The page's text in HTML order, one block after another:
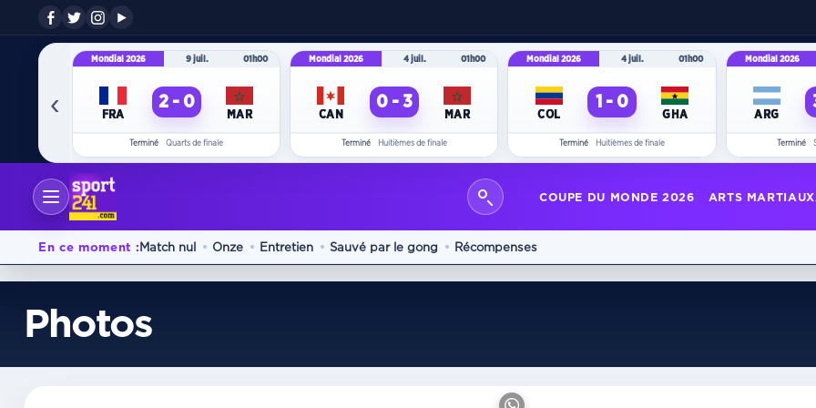
‹
Mondial 2026 9 juil. 01h00
FRA
2 - 0
MAR
Terminé Quarts de finale
Mondial 2026 4 juil. 01h00
CAN
0 - 3
MAR
Terminé Huitièmes de finale
Mondial 2026 4 juil. 01h00
COL
1 - 0
GHA
Terminé Huitièmes de finale
Mondial 2026
ARG
Terminé
COUPE DU MONDE 2026 ARTS MARTIAUX
En ce moment :Match nul Onze Entretien Sauvé par le gong Récompenses
Photos